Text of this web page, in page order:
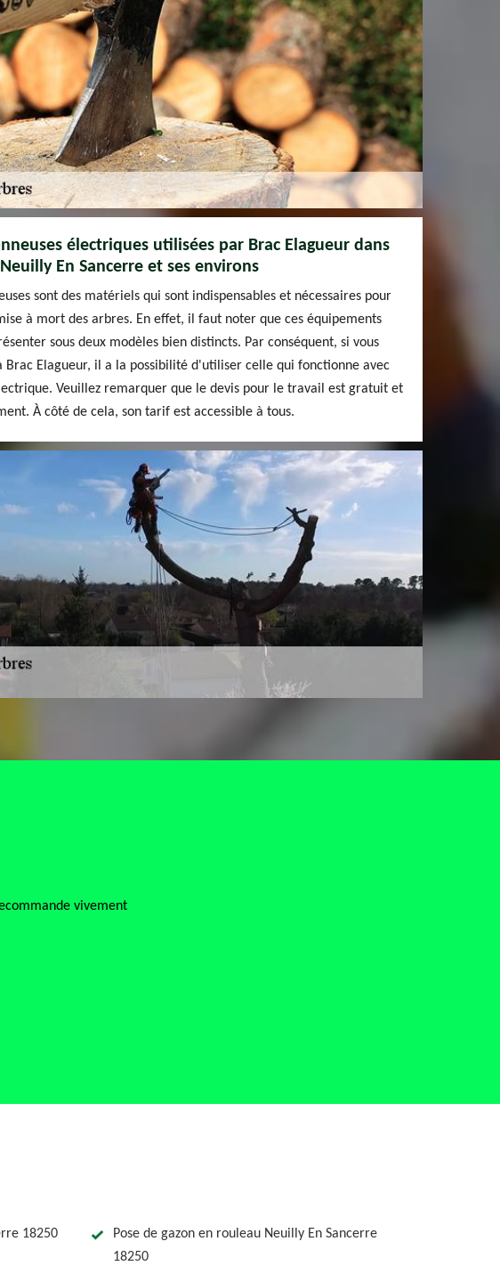
électriques utilisées par Brac Elagueur dans
En Sancerre et ses environs
sont des matériels qui sont indispensables et nécessaires pour
à mort des arbres. En effet, il faut noter que ces équipements
sous deux modèles bien distincts. Par conséquent, si vous
Brac Elagueur, il a la possibilité d'utiliser celle qui fonctionne avec
Veuillez remarquer que le devis pour le travail est gratuit et
À côté de cela, son tarif est accessible à tous.
vivement
18250
Pose de gazon en rouleau Neuilly En Sancerre
18250